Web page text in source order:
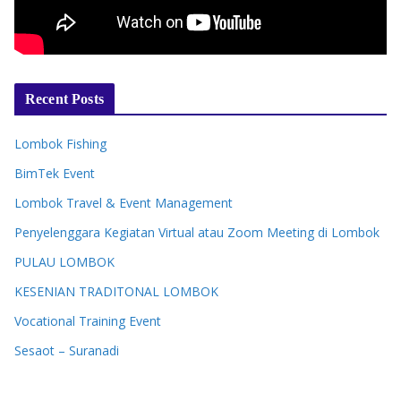
Recent Posts
Lombok Fishing
BimTek Event
Lombok Travel & Event Management
Penyelenggara Kegiatan Virtual atau Zoom Meeting di Lombok
PULAU LOMBOK
KESENIAN TRADITONAL LOMBOK
Vocational Training Event
Sesaot – Suranadi